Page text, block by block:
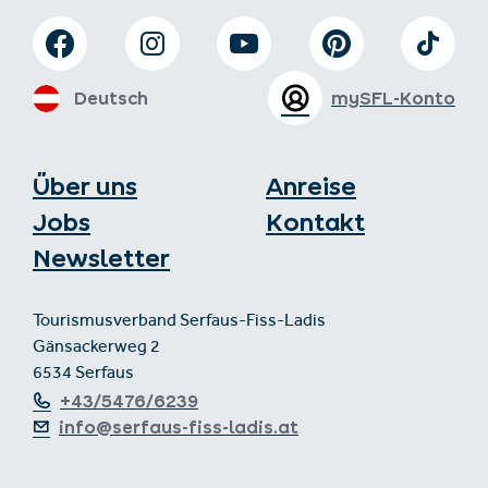
Über uns
Jobs
Newsletter
Anreise
Kontakt
Tourismusverband Serfaus-Fiss-Ladis
Gänsackerweg 2
6534 Serfaus
+43/5476/6239
info@serfaus-fiss-ladis.at
mySFL-Konto
Deutsch